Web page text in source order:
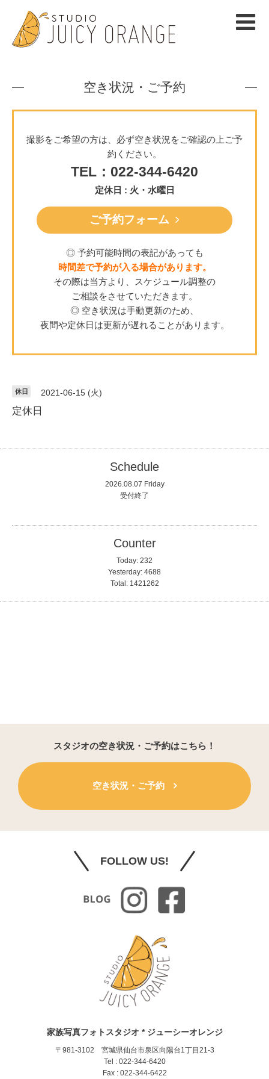
空き状況・ご予約
撮影をご希望の方は、必ず空き状況をご確認の上ご予
約ください。
TEL：022-344-6420
定休日 : 火・水曜日
ご予約フォーム
◎ 予約可能時間の表記があっても
時間差で予約が入る場合があります。
その際は当方より、スケジュール調整の
ご相談をさせていただきます。
◎ 空き状況は手動更新のため、
夜間や定休日は更新が遅れることがあります。
休日 2021-06-15 (火)
定休日
Schedule
2026.08.07 Friday
受付終了
Counter
Today: 232
Yesterday: 4688
Total: 1421262
スタジオの空き状況・ご予約はこちら！
空き状況・ご予約
FOLLOW US!
家族写真フォトスタジオ * ジューシーオレンジ
〒981-3102 宮城県仙台市泉区向陽台1丁目21-3
Tel : 022-344-6420
Fax : 022-344-6422